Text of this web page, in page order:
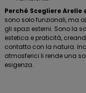
Perché Scegliere Arelle
sono solo funzionali, ma
gli spazi esterni. Sono la
estetica e praticità,
contatto con la natura.
atmosferici li rende una
esigenza.